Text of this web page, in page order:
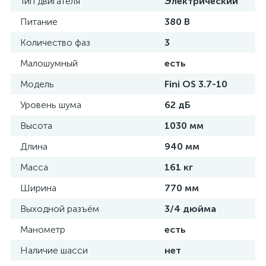
Питание
380 В
Количество фаз
3
Малошумный
есть
Модель
Fini OS 3.7-10
Уровень шума
62 дБ
Высота
1030 мм
Длина
940 мм
Масса
161 кг
Ширина
770 мм
Выходной разъём
3/4 дюйма
Манометр
есть
Наличие шасси
нет